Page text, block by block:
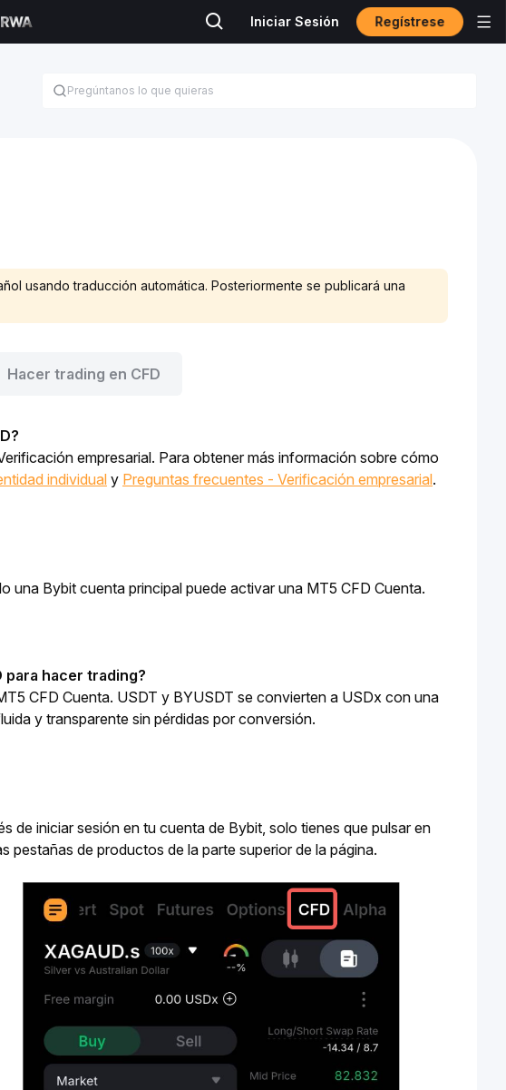
Iniciar Sesión Regístrese
usando traducción automática. Posteriormente se publicará una
Hacer trading en CFD
empresarial. Para obtener más información sobre cómo
individual y Preguntas frecuentes - Verificación empresarial.
una Bybit cuenta principal puede activar una MT5 CFD Cuenta.
para hacer trading?
CFD Cuenta. USDT y BYUSDT se convierten a USDx con una
y transparente sin pérdidas por conversión.
pestañas de productos de la parte superior de la página.